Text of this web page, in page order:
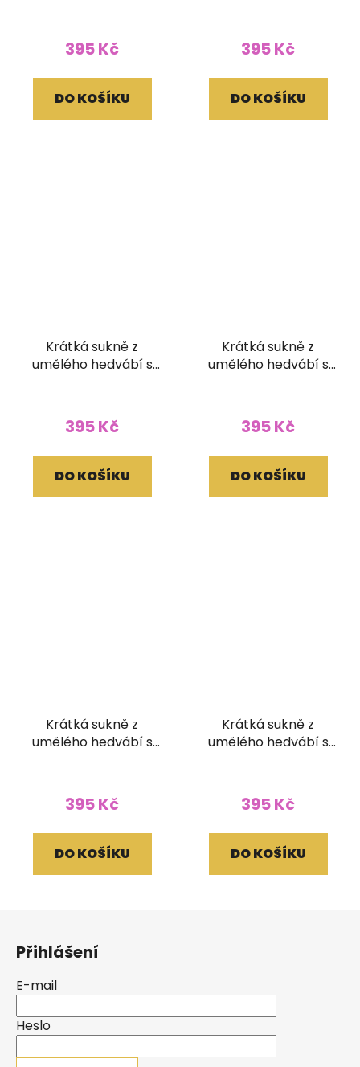
395 Kč
DO KOŠÍKU
395 Kč
DO KOŠÍKU
Krátká sukně z
umělého hedvábí s
395 Kč
DO KOŠÍKU
Krátká sukně z
umělého hedvábí s
395 Kč
DO KOŠÍKU
Krátká sukně z
umělého hedvábí s
395 Kč
DO KOŠÍKU
Krátká sukně z
umělého hedvábí s
395 Kč
DO KOŠÍKU
Přihlášení
E-mail
Heslo